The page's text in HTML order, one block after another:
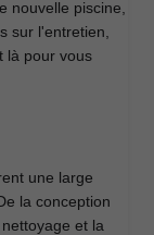
nouvelle piscine,
sur l'entretien,
là pour vous
une large
la conception
et la